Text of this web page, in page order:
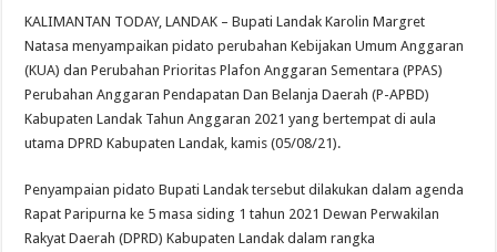
KALIMANTAN TODAY, LANDAK – Bupati Landak Karolin Margret
Natasa menyampaikan pidato perubahan Kebijakan Umum Anggaran
(KUA) dan Perubahan Prioritas Plafon Anggaran Sementara (PPAS)
Perubahan Anggaran Pendapatan Dan Belanja Daerah (P-APBD)
Kabupaten Landak Tahun Anggaran 2021 yang bertempat di aula
utama DPRD Kabupaten Landak, kamis (05/08/21).
Penyampaian pidato Bupati Landak tersebut dilakukan dalam agenda
Rapat Paripurna ke 5 masa siding 1 tahun 2021 Dewan Perwakilan
Rakyat Daerah (DPRD) Kabupaten Landak dalam rangka